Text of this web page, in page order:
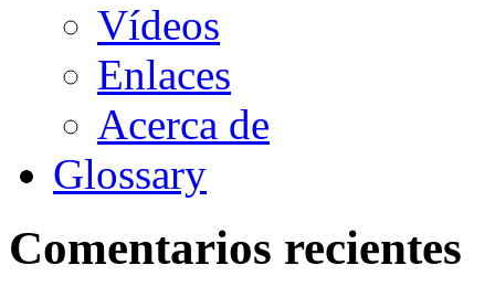
Vídeos
Enlaces
Acerca de
Glossary
Comentarios recientes